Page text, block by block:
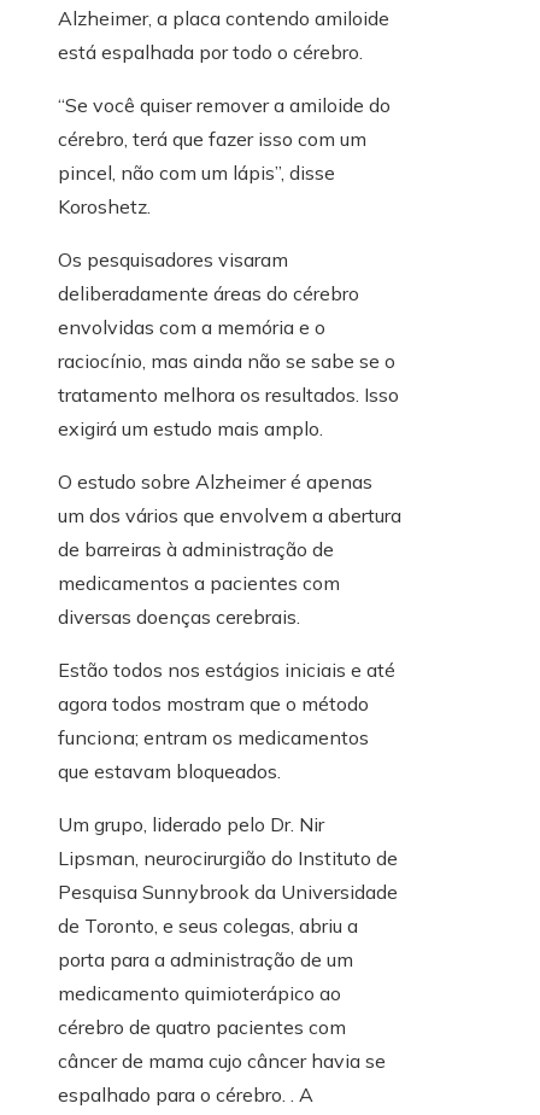
Alzheimer, a placa contendo amiloide
está espalhada por todo o cérebro.
“Se você quiser remover a amiloide do
cérebro, terá que fazer isso com um
pincel, não com um lápis”, disse
Koroshetz.
Os pesquisadores visaram
deliberadamente áreas do cérebro
envolvidas com a memória e o
raciocínio, mas ainda não se sabe se o
tratamento melhora os resultados. Isso
exigirá um estudo mais amplo.
O estudo sobre Alzheimer é apenas
um dos vários que envolvem a abertura
de barreiras à administração de
medicamentos a pacientes com
diversas doenças cerebrais.
Estão todos nos estágios iniciais e até
agora todos mostram que o método
funciona; entram os medicamentos
que estavam bloqueados.
Um grupo, liderado pelo Dr. Nir
Lipsman, neurocirurgião do Instituto de
Pesquisa Sunnybrook da Universidade
de Toronto, e seus colegas, abriu a
porta para a administração de um
medicamento quimioterápico ao
cérebro de quatro pacientes com
câncer de mama cujo câncer havia se
espalhado para o cérebro. . A